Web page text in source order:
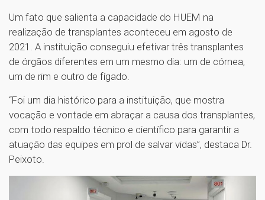
Um fato que salienta a capacidade do HUEM na
realização de transplantes aconteceu em agosto de
2021. A instituição conseguiu efetivar três transplantes
de órgãos diferentes em um mesmo dia: um de córnea,
um de rim e outro de fígado.
“Foi um dia histórico para a instituição, que mostra
vocação e vontade em abraçar a causa dos transplantes,
com todo respaldo técnico e científico para garantir a
atuação das equipes em prol de salvar vidas”, destaca Dr.
Peixoto.